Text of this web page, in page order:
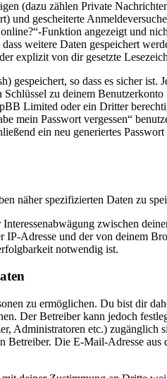
(dazu zählen Private
und gescheiterte
Funktion angezeigt und
weitere Daten gespeichert
explizit von dir gesetzte
gespeichert, so dass es sicher
zu deinem
Limited oder ein Dritter
mein Passwort vergessen“
ein neu generiertes
näher spezifizierten Daten zu
zwischen
Adresse und der von deinem
notwendig ist.
zu ermöglichen. Du bist dir
Der Betreiber kann jedoch
Administratoren etc.) zugänglich
Betreiber. Die E-Mail-Adresse